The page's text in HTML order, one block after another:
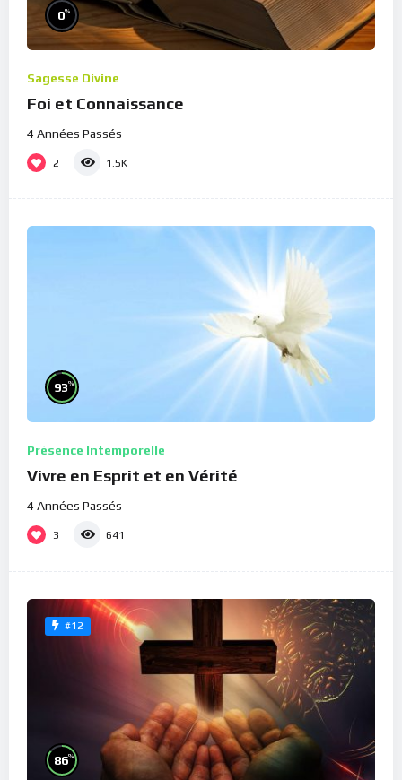
0%
Sagesse Divine
Foi et Connaissance
4 Années Passés
2 1.5K
93%
Présence Intemporelle
Vivre en Esprit et en Vérité
4 Années Passés
3 641
#12
86%